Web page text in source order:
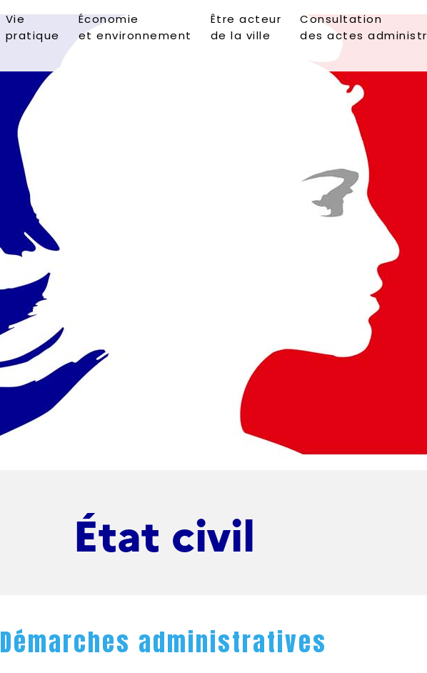
Vie
pratique
Économie
et environnement
Être acteur
de la ville
Consultation
des actes
État civil
Démarches administratives